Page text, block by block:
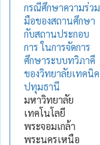
กรณีศึกษาความร่วม
มือของสถานศึกษา
กับสถานประกอบ
การ ในการจัดการ
ศึกษาระบบทวิภาคี
ของวิทยาลัยเทคนิค
ปทุมธานี
มหาวิทยาลัย
เทคโนโลยี
พระจอมเกล้า
พระนครเหนือ